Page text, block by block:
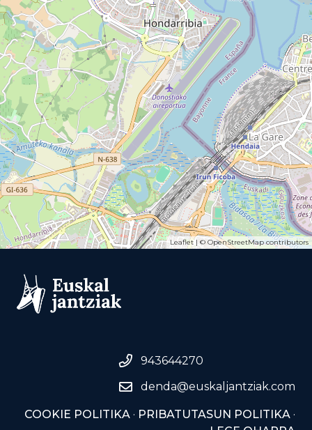
Leaflet| © OpenStreetMapcontributors
943644270
denda@euskaljantziak.com
COOKIE POLITIKA · PRIBATUTASUN POLITIKA ·